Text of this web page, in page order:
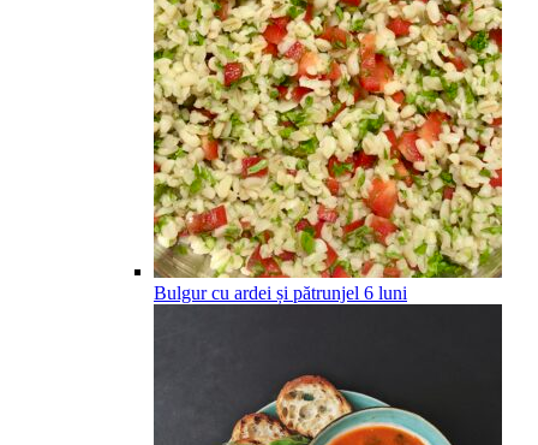
Bulgur cu ardei și pătrunjel 6 luni